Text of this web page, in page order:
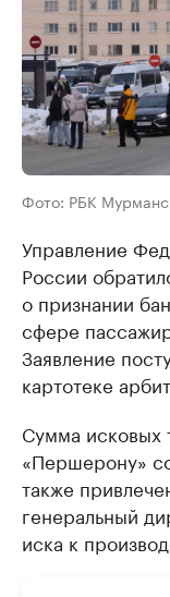
Фото: РБК
Управление
России
о признании
сфере
Заявление
картотеке
Сумма исковых
«Першерону»
также
генеральный
иска к